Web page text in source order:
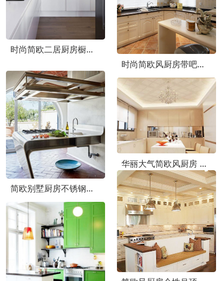
时尚简欧二居厨房橱柜装饰图
时尚简欧风厨房带吧台效果图
简欧别墅厨房不锈钢灶台设计
华丽大气简欧风厨房 集成吊顶效果图